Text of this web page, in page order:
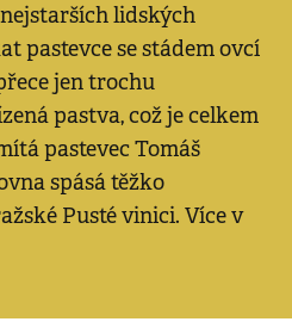
lidských
pastevce se stádem ovcí
jen trochu
pastva, což je celkem
pastevec Tomáš
spásá těžko
Pusté vinici. Více v